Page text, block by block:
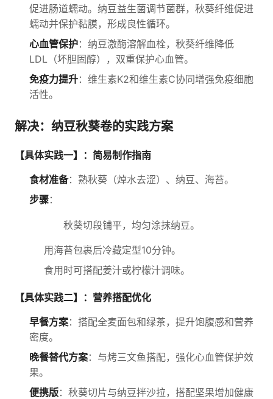
促进肠道蠕动。纳豆益生菌调节菌群，秋葵纤维促进
蠕动并保护黏膜，形成良性循环。
心血管保护：纳豆激酶溶解血栓，秋葵纤维降低
LDL（坏胆固醇），双重保护心血管。
免疫力提升：维生素K2和维生素C协同增强免疫细胞
活性。
解决：纳豆秋葵卷的实践方案
【具体实践一】：简易制作指南
食材准备：熟秋葵（焯水去涩）、纳豆、海苔。
步骤：
秋葵切段铺平，均匀涂抹纳豆。
用海苔包裹后冷藏定型10分钟。
食用时可搭配姜汁或柠檬汁调味。
【具体实践二】：营养搭配优化
早餐方案：搭配全麦面包和绿茶，提升饱腹感和营养
密度。
晚餐替代方案：与烤三文鱼搭配，强化心血管保护效
果。
便携版：秋葵切片与纳豆拌沙拉，搭配坚果增加健康